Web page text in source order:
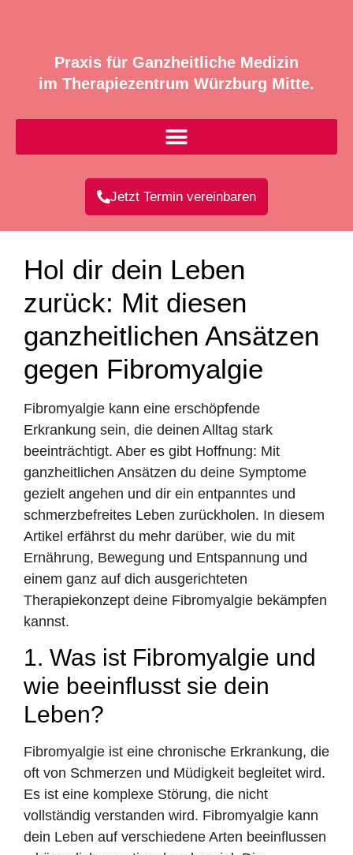
Praxis für Ganzheitliche Medizin
im Therapiezentrum Würzburg Mitte.
Jetzt Termin vereinbaren
Hol dir dein Leben
zurück: Mit diesen
ganzheitlichen Ansätzen
gegen Fibromyalgie
Fibromyalgie kann eine erschöpfende
Erkrankung sein, die deinen Alltag stark
beeinträchtigt. Aber es gibt Hoffnung: Mit
ganzheitlichen Ansätzen du deine Symptome
gezielt angehen und dir ein entpanntes und
schmerzbefreites Leben zurückholen. In diesem
Artikel erfährst du mehr darüber, wie du mit
Ernährung, Bewegung und Entspannung und
einem ganz auf dich ausgerichteten
Therapiekonzept deine Fibromyalgie bekämpfen
kannst.
1. Was ist Fibromyalgie und
wie beeinflusst sie dein
Leben?
Fibromyalgie ist eine chronische Erkrankung, die
oft von Schmerzen und Müdigkeit begleitet wird.
Es ist eine komplexe Störung, die nicht
vollständig verstanden wird. Fibromyalgie kann
dein Leben auf verschiedene Arten beeinflussen